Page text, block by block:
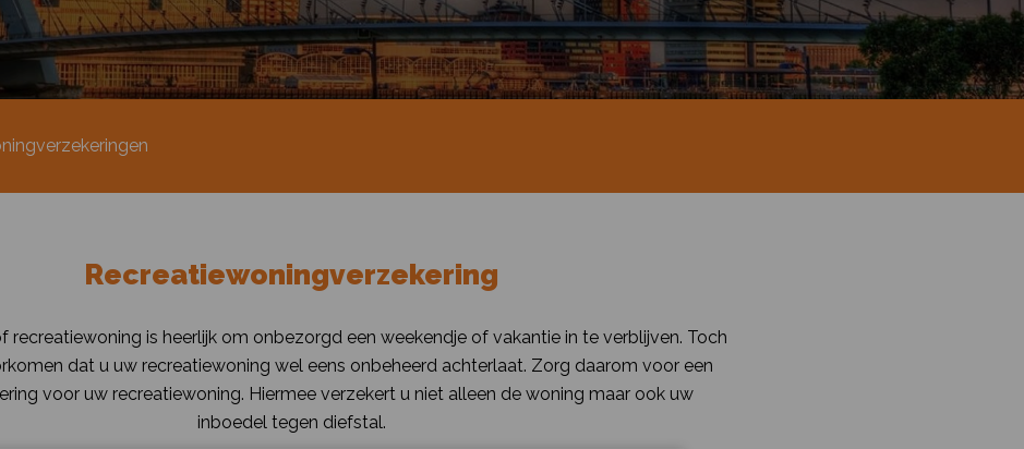
Recreatiewoningverzekering
recreatiewoning is heerlijk om onbezorgd een weekendje of vakantie in te verblijven. Toch
dat u uw recreatiewoning wel eens onbeheerd achterlaat. Zorg daarom voor een
voor uw recreatiewoning. Hiermee verzekert u niet alleen de woning maar ook uw
inboedel tegen diefstal.